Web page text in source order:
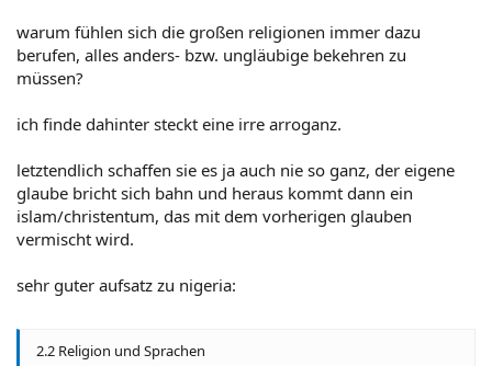
warum fühlen sich die großen religionen immer dazu
berufen, alles anders- bzw. ungläubige bekehren zu
müssen?
ich finde dahinter steckt eine irre arroganz.
letztendlich schaffen sie es ja auch nie so ganz, der eigene
glaube bricht sich bahn und heraus kommt dann ein
islam/christentum, das mit dem vorherigen glauben
vermischt wird.
sehr guter aufsatz zu nigeria:
2.2 Religion und Sprachen